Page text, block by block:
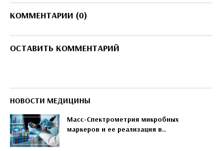
КОММЕНТАРИИ (0)
ОСТАВИТЬ КОММЕНТАРИЙ
НОВОСТИ МЕДИЦИНЫ
Масс-Спектрометрия микробных
маркеров и ее реализация в..